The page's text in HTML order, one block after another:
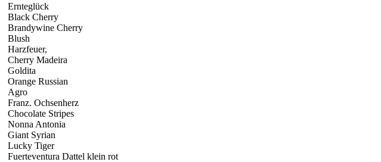
Ernteglück
Black Cherry
Brandywine Cherry
Blush
Harzfeuer,
Cherry Madeira
Goldita
Orange Russian
Agro
Franz. Ochsenherz
Chocolate Stripes
Nonna Antonia
Giant Syrian
Lucky Tiger
Fuerteventura Dattel klein rot